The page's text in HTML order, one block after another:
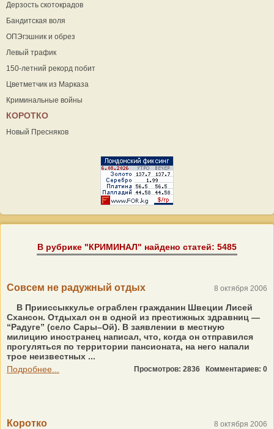
Дерзость скотокрадов
Бандитская воля
ОПЭгэшник и обрез
Левый трафик
150-летний рекорд побит
Цветметчик из Марказа
Криминальные войны
КОРОТКО
Новый Пресняков
В рубрике "КРИМИНАЛ" найдено статей: 5485
Совсем не радужный отдых 8 октября 2006
В Прииссыккулье ограблен гражданин Швеции Лисей
Схансон. Отдыхал он в одной из престижных здравниц —
“Радуге” (село Сары–Ой). В заявлении в местную
милицию иностранец написал, что, когда он отправился
прогуляться по территории пансионата, на него напали
трое неизвестных ...
Подробнее...
Просмотров: 2836 Комментариев: 0
Коротко 8 октября 2006